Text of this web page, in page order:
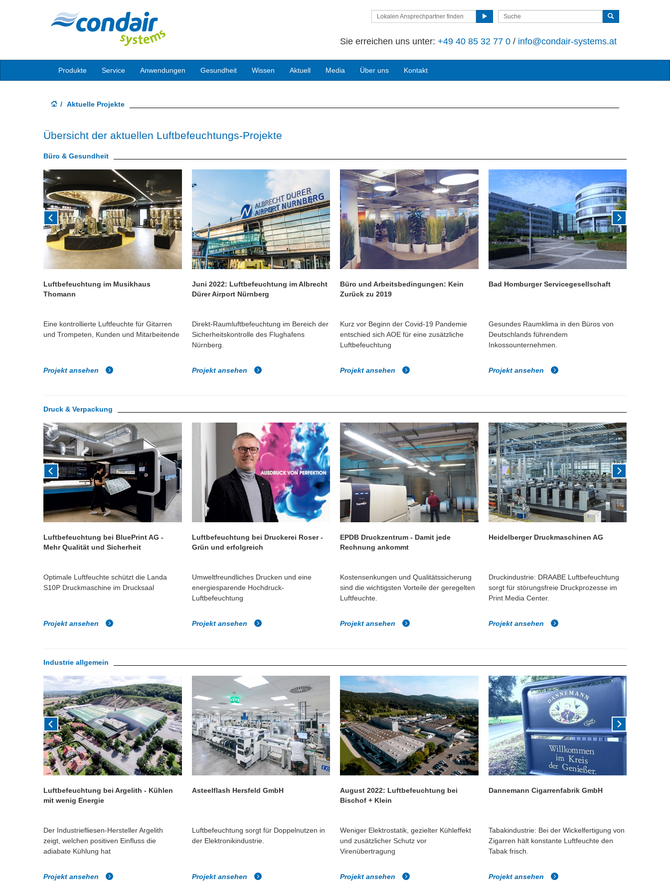
Lokalen Ansprechpartner finden
Sie erreichen uns unter: +49 40 85 32 77 0 / info@condair-systems.at
Produkte Service Anwendungen Gesundheit Wissen Aktuell Media Über uns Kontakt
Aktuelle Projekte
Übersicht der aktuellen Luftbefeuchtungs-Projekte
Büro & Gesundheit
Luftbefeuchtung im Musikhaus
Thomann
Eine kontrollierte Luftfeuchte für Gitarren
und Trompeten, Kunden und Mitarbeitende
Projekt ansehen
Juni 2022: Luftbefeuchtung im Albrecht
Dürer Airport Nürnberg
Direkt-Raumluftbefeuchtung im Bereich der
Sicherheitskontrolle des Flughafens
Nürnberg.
Projekt ansehen
Büro und Arbeitsbedingungen: Kein
Zurück zu 2019
Kurz vor Beginn der Covid-19 Pandemie
entschied sich AOE für eine zusätzliche
Luftbefeuchtung
Projekt ansehen
Bad Homburger Servicegesellschaft
Gesundes Raumklima in den Büros von
Deutschlands führendem
Inkossounternehmen.
Projekt ansehen
Druck & Verpackung
Luftbefeuchtung bei BluePrint AG -
Mehr Qualität und Sicherheit
Optimale Luftfeuchte schützt die Landa
S10P Druckmaschine im Drucksaal
Projekt ansehen
Luftbefeuchtung bei Druckerei Roser -
Grün und erfolgreich
Umweltfreundliches Drucken und eine
energiesparende Hochdruck-
Luftbefeuchtung
Projekt ansehen
EPDB Druckzentrum - Damit jede
Rechnung ankommt
Kostensenkungen und Qualitätssicherung
sind die wichtigsten Vorteile der geregelten
Luftfeuchte.
Projekt ansehen
Heidelberger Druckmaschinen AG
Druckindustrie: DRAABE Luftbefeuchtung
sorgt für störungsfreie Druckprozesse im
Print Media Center.
Projekt ansehen
Industrie allgemein
Luftbefeuchtung bei Argelith - Kühlen
mit wenig Energie
Der Industriefliesen-Hersteller Argelith
zeigt, welchen positiven Einfluss die
adiabate Kühlung hat
Projekt ansehen
Asteelflash Hersfeld GmbH
Luftbefeuchtung sorgt für Doppelnutzen in
der Elektronikindustrie.
Projekt ansehen
August 2022: Luftbefeuchtung bei
Bischof + Klein
Weniger Elektrostatik, gezielter Kühleffekt
und zusätzlicher Schutz vor
Virenübertragung
Projekt ansehen
Dannemann Cigarrenfabrik GmbH
Tabakindustrie: Bei der Wickelfertigung von
Zigarren hält konstante Luftfeuchte den
Tabak frisch.
Projekt ansehen